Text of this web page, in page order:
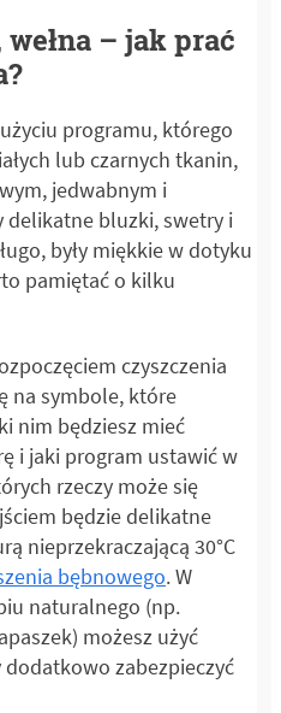
– jak prać
programu, którego
lub czarnych tkanin,
jedwabnym i
delikatne bluzki, swetry i
były miękkie w dotyku
pamiętać o kilku
czyszczenia
na symbole, które
nim będziesz mieć
i jaki program ustawić w
rzeczy może się
będzie delikatne
nieprzekraczającą 30°C
bębnowego. W
naturalnego (np.
możesz użyć
zabezpieczyć